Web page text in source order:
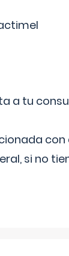
a tu
si no